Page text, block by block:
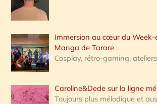
:
Immersion au cœur du Week-
Manga de Tarare
Cosplay, rétro-gaming,
Caroline&Dede sur la ligne
Toujours plus mélodique et